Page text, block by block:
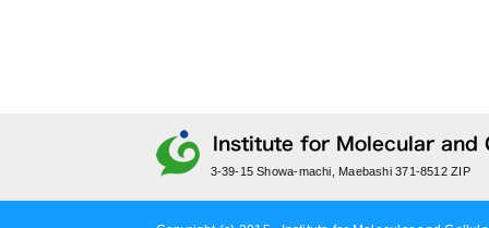
3-39-15 Showa-machi, Maebashi 371-8512 ZIP